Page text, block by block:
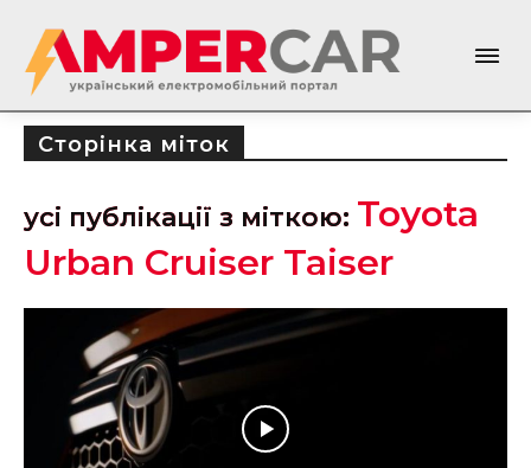
Сторінка міток
усі публікації з міткою: Toyota
Urban Cruiser Taiser